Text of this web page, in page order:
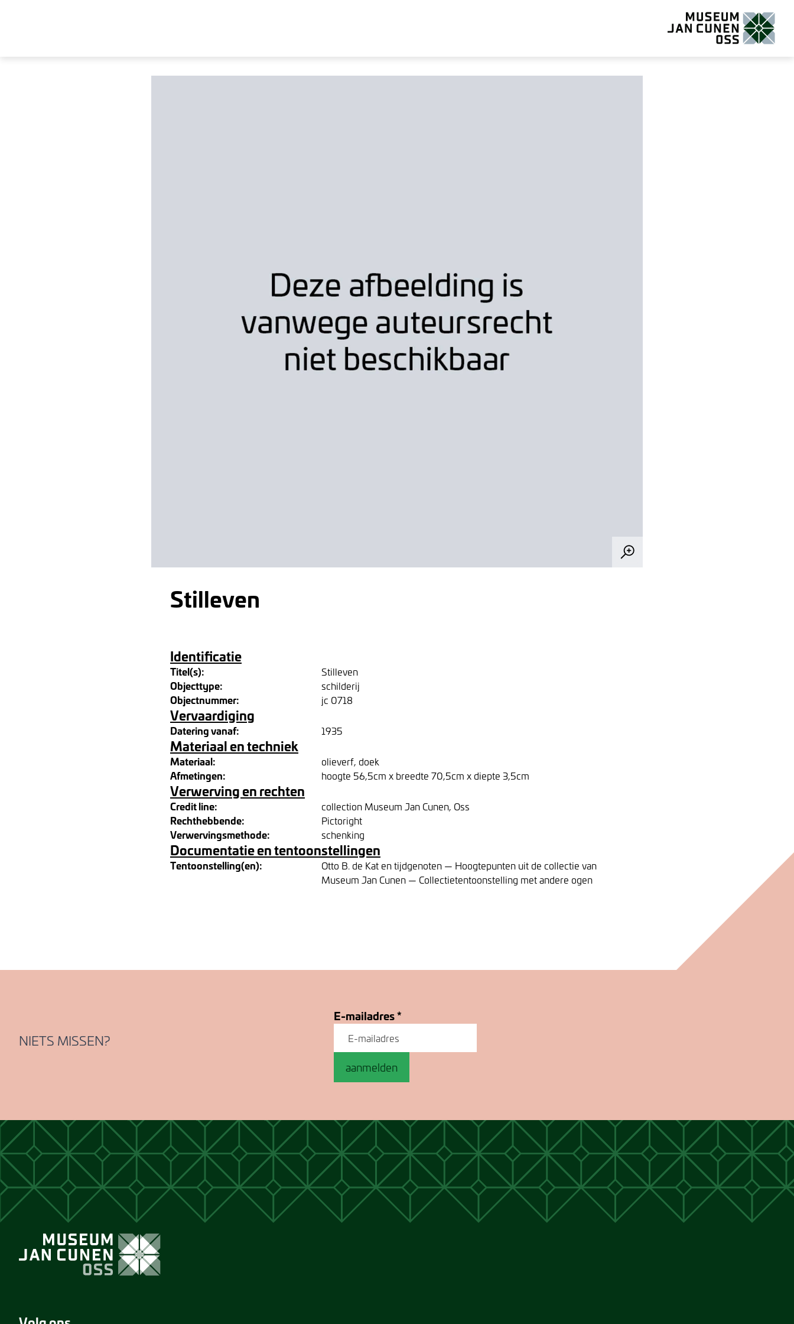
Stilleven
Identificatie
Titel(s): Stilleven
Objecttype: schilderij
Objectnummer: jc 0718
Vervaardiging
Datering vanaf: 1935
Materiaal en techniek
Materiaal: olieverf, doek
Afmetingen: hoogte 56,5cm x breedte 70,5cm x diepte 3,5cm
Verwerving en rechten
Credit line: collection Museum Jan Cunen, Oss
Rechthebbende: Pictoright
Verwervingsmethode: schenking
Documentatie en tentoonstellingen
Tentoonstelling(en):
Otto B. de Kat en tijdgenoten — Hoogtepunten uit de collectie van
Museum Jan Cunen — Collectietentoonstelling met andere ogen
NIETS MISSEN?
E-mailadres*
aanmelden